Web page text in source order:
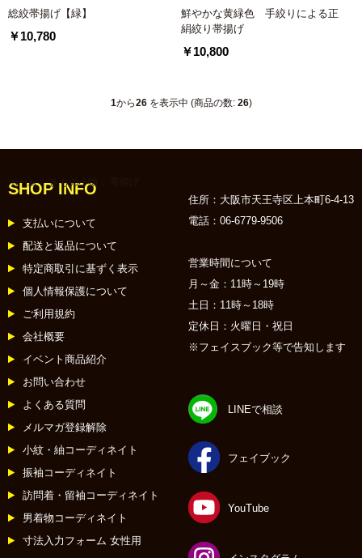
総絞帯揚げ【緑】
￥10,780
鮮やかな黄緑色 手絞りによる正
絹絞り帯揚げ
￥10,800
1から26を表示中 (商品の数: 26)
ホーム::きもの小物
SHOP INFO
支払いについて
配送と返品について
特定商取引に基ずく表示
個人情報保護について
ご利用規約
会社概要
イベント商品紹介
お問い合わせ
よくある質問
メルマガ登録解除
小紋・紬コーディネイト
振袖コーディネイト
訪問着・留袖コーディネイト
男着物コーディネイト
寸法入力フォーム 女性用
住所：大阪市天王寺区上本町6-4-13
電話：06-6779-9506
営業時間について
月～金：11時～19時
土日：11時～18時
定休日：火曜日・祝日
※フェイスブック等で告知します
LINEで相談
フェイブック
YouTube